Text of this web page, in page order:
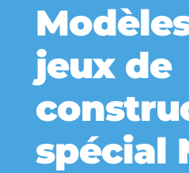
jeux de
spécial